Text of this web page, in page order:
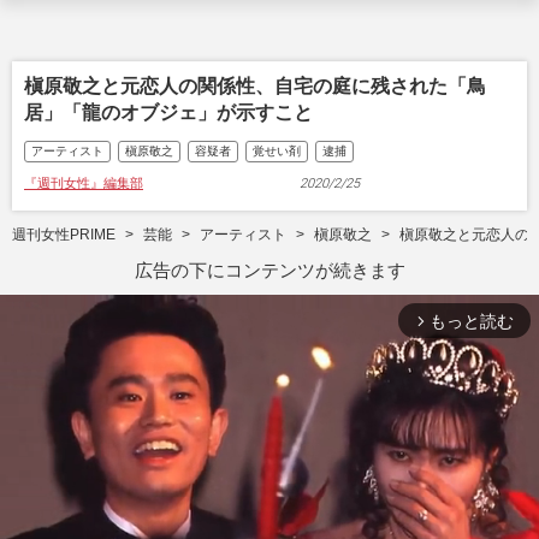
槇原敬之と元恋人の関係性、自宅の庭に残された「鳥
居」「龍のオブジェ」が示すこと
アーティスト 槇原敬之 容疑者 覚せい剤 逮捕
『週刊女性』編集部 2020/2/25
週刊女性PRIME 芸能 アーティスト 槇原敬之 槇原敬之と元恋人の
広告の下にコンテンツが続きます
arrow_forward_ios もっと読む